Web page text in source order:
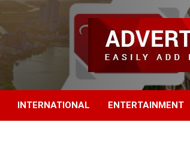
INTERNATIONAL ENTERTAINMENT